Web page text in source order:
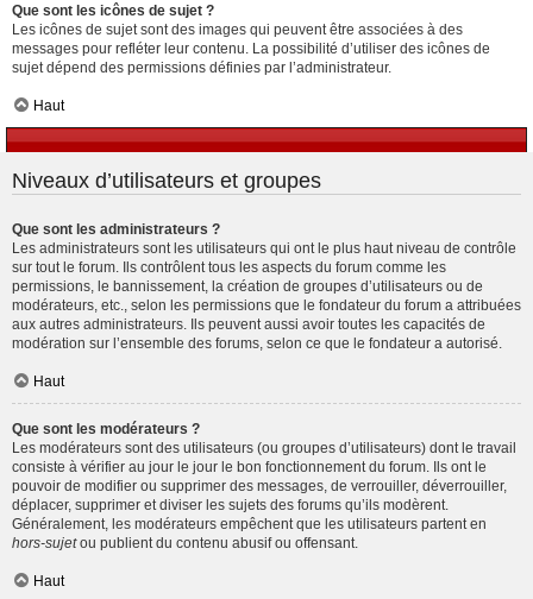
Que sont les icônes de sujet ?
Les icônes de sujet sont des images qui peuvent être associées à des
messages pour refléter leur contenu. La possibilité d’utiliser des icônes de
sujet dépend des permissions définies par l’administrateur.
Haut
Niveaux d’utilisateurs et groupes
Que sont les administrateurs ?
Les administrateurs sont les utilisateurs qui ont le plus haut niveau de contrôle
sur tout le forum. Ils contrôlent tous les aspects du forum comme les
permissions, le bannissement, la création de groupes d’utilisateurs ou de
modérateurs, etc., selon les permissions que le fondateur du forum a attribuées
aux autres administrateurs. Ils peuvent aussi avoir toutes les capacités de
modération sur l’ensemble des forums, selon ce que le fondateur a autorisé.
Haut
Que sont les modérateurs ?
Les modérateurs sont des utilisateurs (ou groupes d’utilisateurs) dont le travail
consiste à vérifier au jour le jour le bon fonctionnement du forum. Ils ont le
pouvoir de modifier ou supprimer des messages, de verrouiller, déverrouiller,
déplacer, supprimer et diviser les sujets des forums qu’ils modèrent.
Généralement, les modérateurs empêchent que les utilisateurs partent en
hors-sujetou publient du contenu abusif ou offensant.
Haut